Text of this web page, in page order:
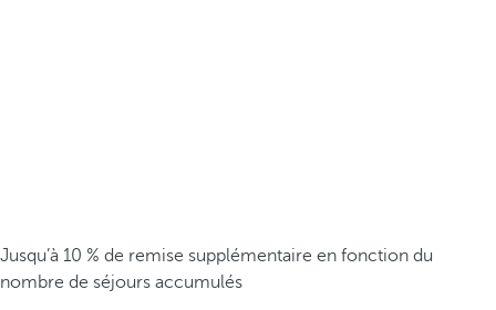
Jusqu’à 10 % de remise supplémentaire en fonction du
nombre de séjours accumulés